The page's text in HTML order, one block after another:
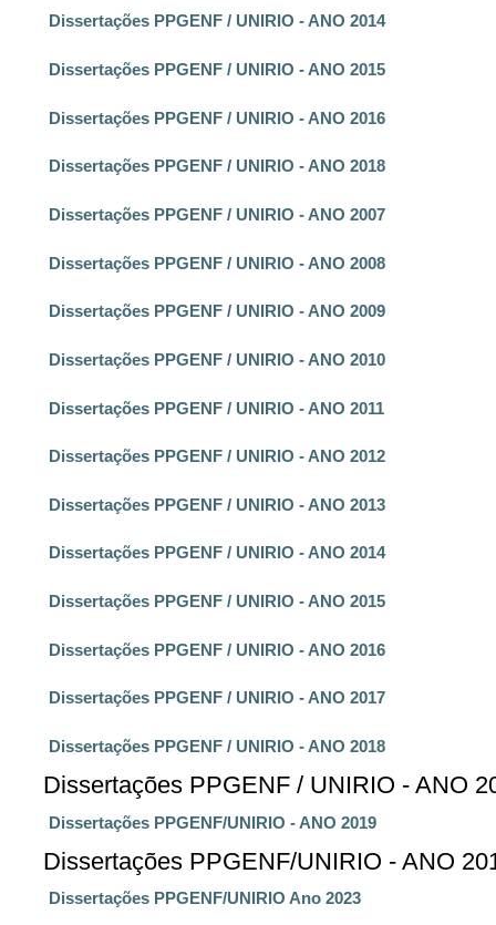
Dissertações PPGENF / UNIRIO - ANO 2014
Dissertações PPGENF / UNIRIO - ANO 2015
Dissertações PPGENF / UNIRIO - ANO 2016
Dissertações PPGENF / UNIRIO - ANO 2018
Dissertações PPGENF / UNIRIO - ANO 2007
Dissertações PPGENF / UNIRIO - ANO 2008
Dissertações PPGENF / UNIRIO - ANO 2009
Dissertações PPGENF / UNIRIO - ANO 2010
Dissertações PPGENF / UNIRIO - ANO 2011
Dissertações PPGENF / UNIRIO - ANO 2012
Dissertações PPGENF / UNIRIO - ANO 2013
Dissertações PPGENF / UNIRIO - ANO 2014
Dissertações PPGENF / UNIRIO - ANO 2015
Dissertações PPGENF / UNIRIO - ANO 2016
Dissertações PPGENF / UNIRIO - ANO 2017
Dissertações PPGENF / UNIRIO - ANO 2018
Dissertações PPGENF / UNIRIO - ANO
Dissertações PPGENF/UNIRIO - ANO 2019
Dissertações PPGENF/UNIRIO - ANO
Dissertações PPGENF/UNIRIO Ano 2023